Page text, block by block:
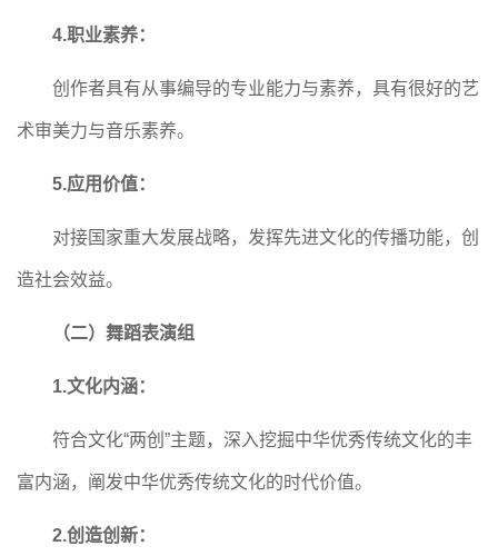
4.职业素养：
创作者具有从事编导的专业能力与素养，具有很好的艺
术审美力与音乐素养。
5.应用价值：
对接国家重大发展战略，发挥先进文化的传播功能，创
造社会效益。
（二）舞蹈表演组
1.文化内涵：
符合文化“两创”主题，深入挖掘中华优秀传统文化的丰
富内涵，阐发中华优秀传统文化的时代价值。
2.创造创新：